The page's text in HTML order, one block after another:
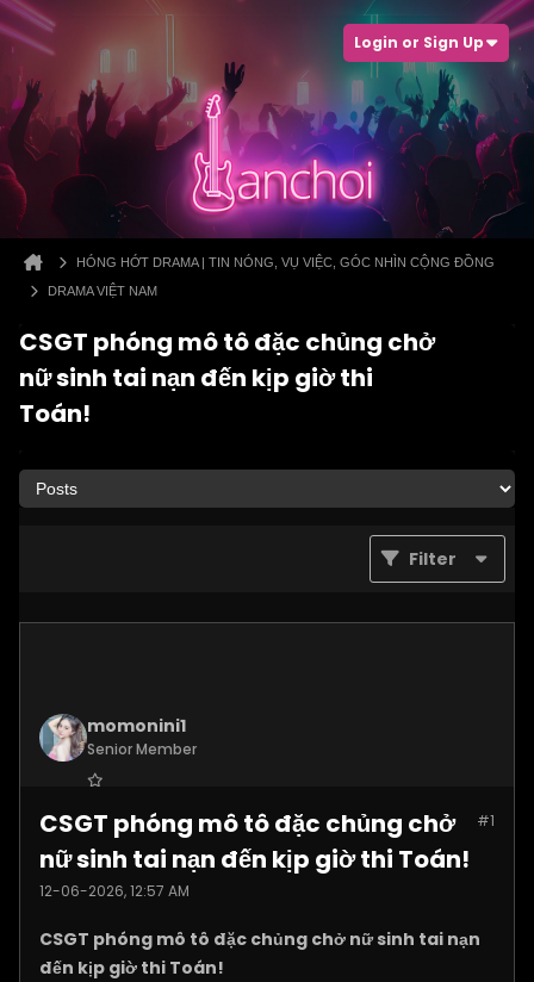
Login or Sign Up
HÓNG HỚT DRAMA | TIN NÓNG, VỤ VIỆC, GÓC NHÌN CỘNG ĐỒNG
DRAMA VIỆT NAM
CSGT phóng mô tô đặc chủng chở
nữ sinh tai nạn đến kịp giờ thi
Toán!
Filter
momonini1
Senior Member
Posts:5399 #1
CSGT phóng mô tô đặc chủng chở
nữ sinh tai nạn đến kịp giờ thi Toán!
12-06-2026, 12:57 AM
CSGT phóng mô tô đặc chủng chở nữ sinh tai nạn
đến kịp giờ thi Toán!